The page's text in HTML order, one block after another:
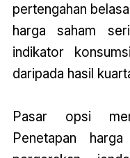
pertengahan
harga saham
indikator
daripada hasil
Pasar opsi
Penetapan